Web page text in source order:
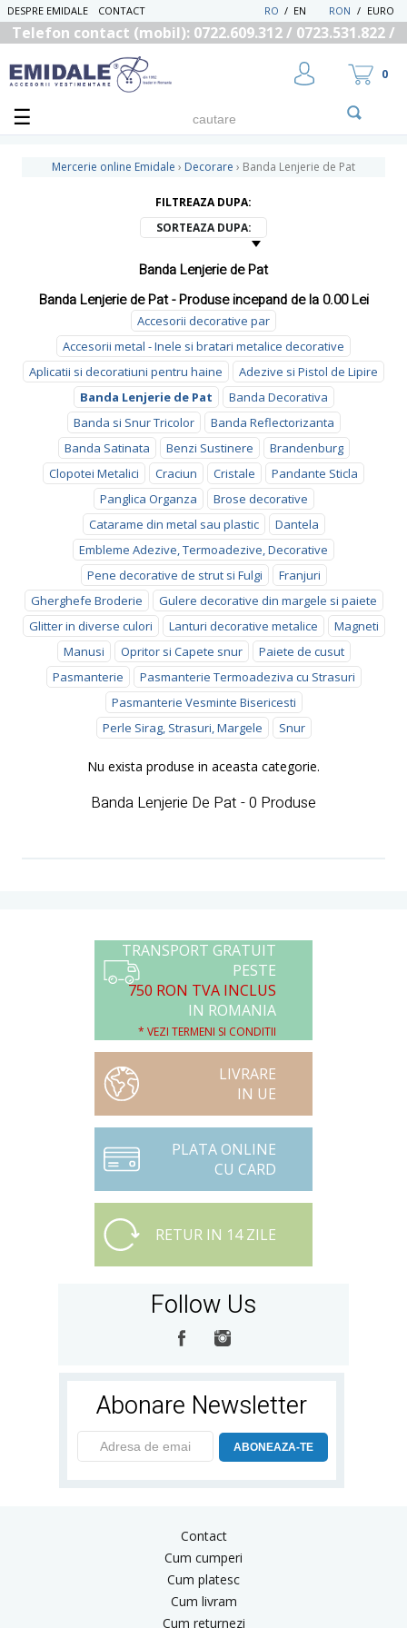
DESPRE EMIDALE CONTACT RON / EURO
EN
/
RO
Telefon contact (mobil): 0722.609.312 / 0723.531.822 /
UTILIZATOR NOU
RECUPEREAZA PAROLA
0
Mercerie online Emidale › Decorare › Banda Lenjerie de Pat
FILTREAZA DUPA:
SORTEAZA DUPA:
Banda Lenjerie de Pat
Banda Lenjerie de Pat - Produse incepand de la 0.00 Lei
Accesorii decorative par
Accesorii metal - Inele si bratari metalice decorative
Aplicatii si decoratiuni pentru haine
Adezive si Pistol de Lipire
Banda Lenjerie de Pat
Banda Decorativa
Banda si Snur Tricolor
Banda Reflectorizanta
Banda Satinata
Benzi Sustinere
Brandenburg
Clopotei Metalici
Craciun Cristale
Pandante Sticla
Panglica Organza
Brose decorative
Catarame din metal sau plastic
Dantela
Embleme Adezive, Termoadezive, Decorative
Pene decorative de strut si Fulgi
Franjuri
Gherghefe Broderie
Gulere decorative din margele si paiete
Glitter in diverse culori
Lanturi decorative metalice
Magneti
Manusi
Opritor si Capete snur
Paiete de cusut
Pasmanterie
Pasmanterie Termoadeziva cu Strasuri
Pasmanterie Vesminte Bisericesti
Perle Sirag, Strasuri, Margele
Snur
Nu exista produse in aceasta categorie.
Banda Lenjerie De Pat - 0 Produse
TRANSPORT GRATUIT
PESTE
750 RON TVA INCLUS
IN ROMANIA
* VEZI TERMENI SI CONDITII
LIVRARE
IN UE
PLATA ONLINE
CU CARD
RETUR IN 14 ZILE
Follow Us
Abonare Newsletter
ABONEAZA-TE
Contact
Cum cumperi
Cum platesc
Cum livram
Cum returnezi